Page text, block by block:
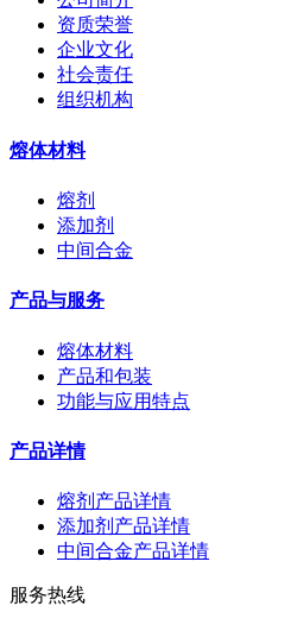
资质荣誉
企业文化
社会责任
组织机构
熔体材料
熔剂
添加剂
中间合金
产品与服务
熔体材料
产品和包装
功能与应用特点
产品详情
熔剂产品详情
添加剂产品详情
中间合金产品详情
服务热线